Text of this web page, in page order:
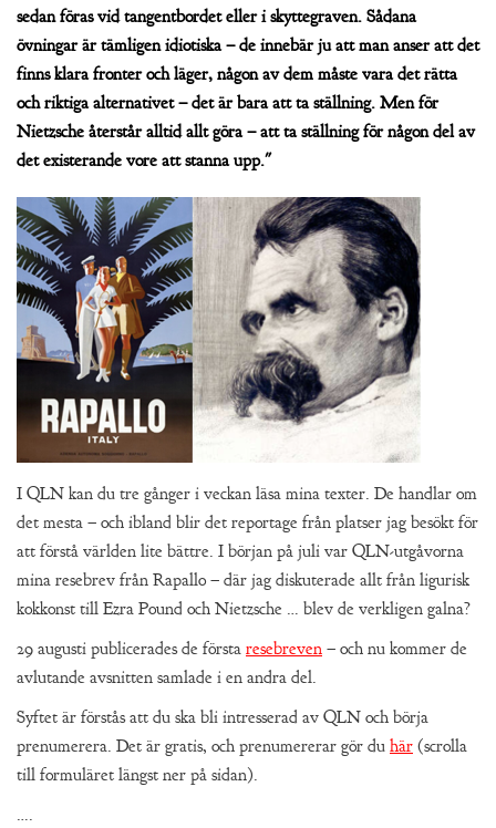
sedan föras vid tangentbordet eller i skyttegraven. Sådana
övningar är tämligen idiotiska – de innebär ju att man anser att det
finns klara fronter och läger, någon av dem måste vara det rätta
och riktiga alternativet – det är bara att ta ställning. Men för
Nietzsche återstår alltid allt göra – att ta ställning för någon del av
det existerande vore att stanna upp."
I QLN kan du tre gånger i veckan läsa mina texter. De handlar om
det mesta – och ibland blir det reportage från platser jag besökt för
att förstå världen lite bättre. I början på juli var QLN-utgåvorna
mina resebrev från Rapallo – där jag diskuterade allt från ligurisk
kokkonst till Ezra Pound och Nietzsche … blev de verkligen galna?
29 augusti publicerades de första resebreven – och nu kommer de
avlutande avsnitten samlade i en andra del.
Syftet är förstås att du ska bli intresserad av QLN och börja
prenumerera. Det är gratis, och prenumererar gör du här (scrolla
till formuläret längst ner på sidan).
….